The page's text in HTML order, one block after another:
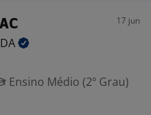
17 jun
Ensino Médio (2º Grau)